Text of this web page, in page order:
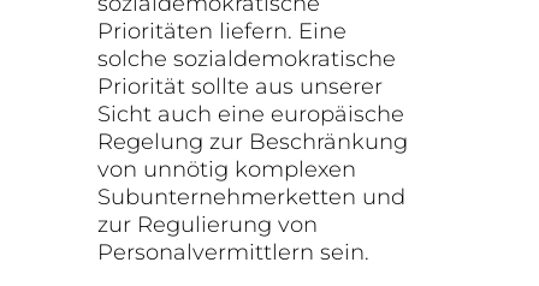
Prioritäten liefern. Eine
solche sozialdemokratische
Priorität sollte aus unserer
Sicht auch eine europäische
Regelung zur Beschränkung
von unnötig komplexen
Subunternehmerketten und
zur Regulierung von
Personalvermittlern sein.